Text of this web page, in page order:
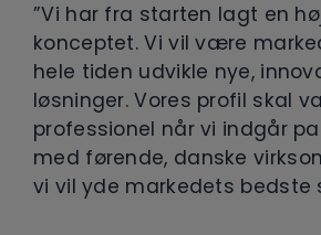
”Vi har fra starten lagt en
konceptet. Vi vil være
hele tiden udvikle nye,
løsninger. Vores profil skal
professionel når vi indgår
med førende, danske
vi vil yde markedets bedste